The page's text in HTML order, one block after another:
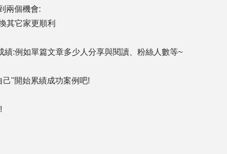
兩個機會:
其它家更順利
績:例如單篇文章多少人分享與閱讀、粉絲人數等~
"開始累績成功案例吧!